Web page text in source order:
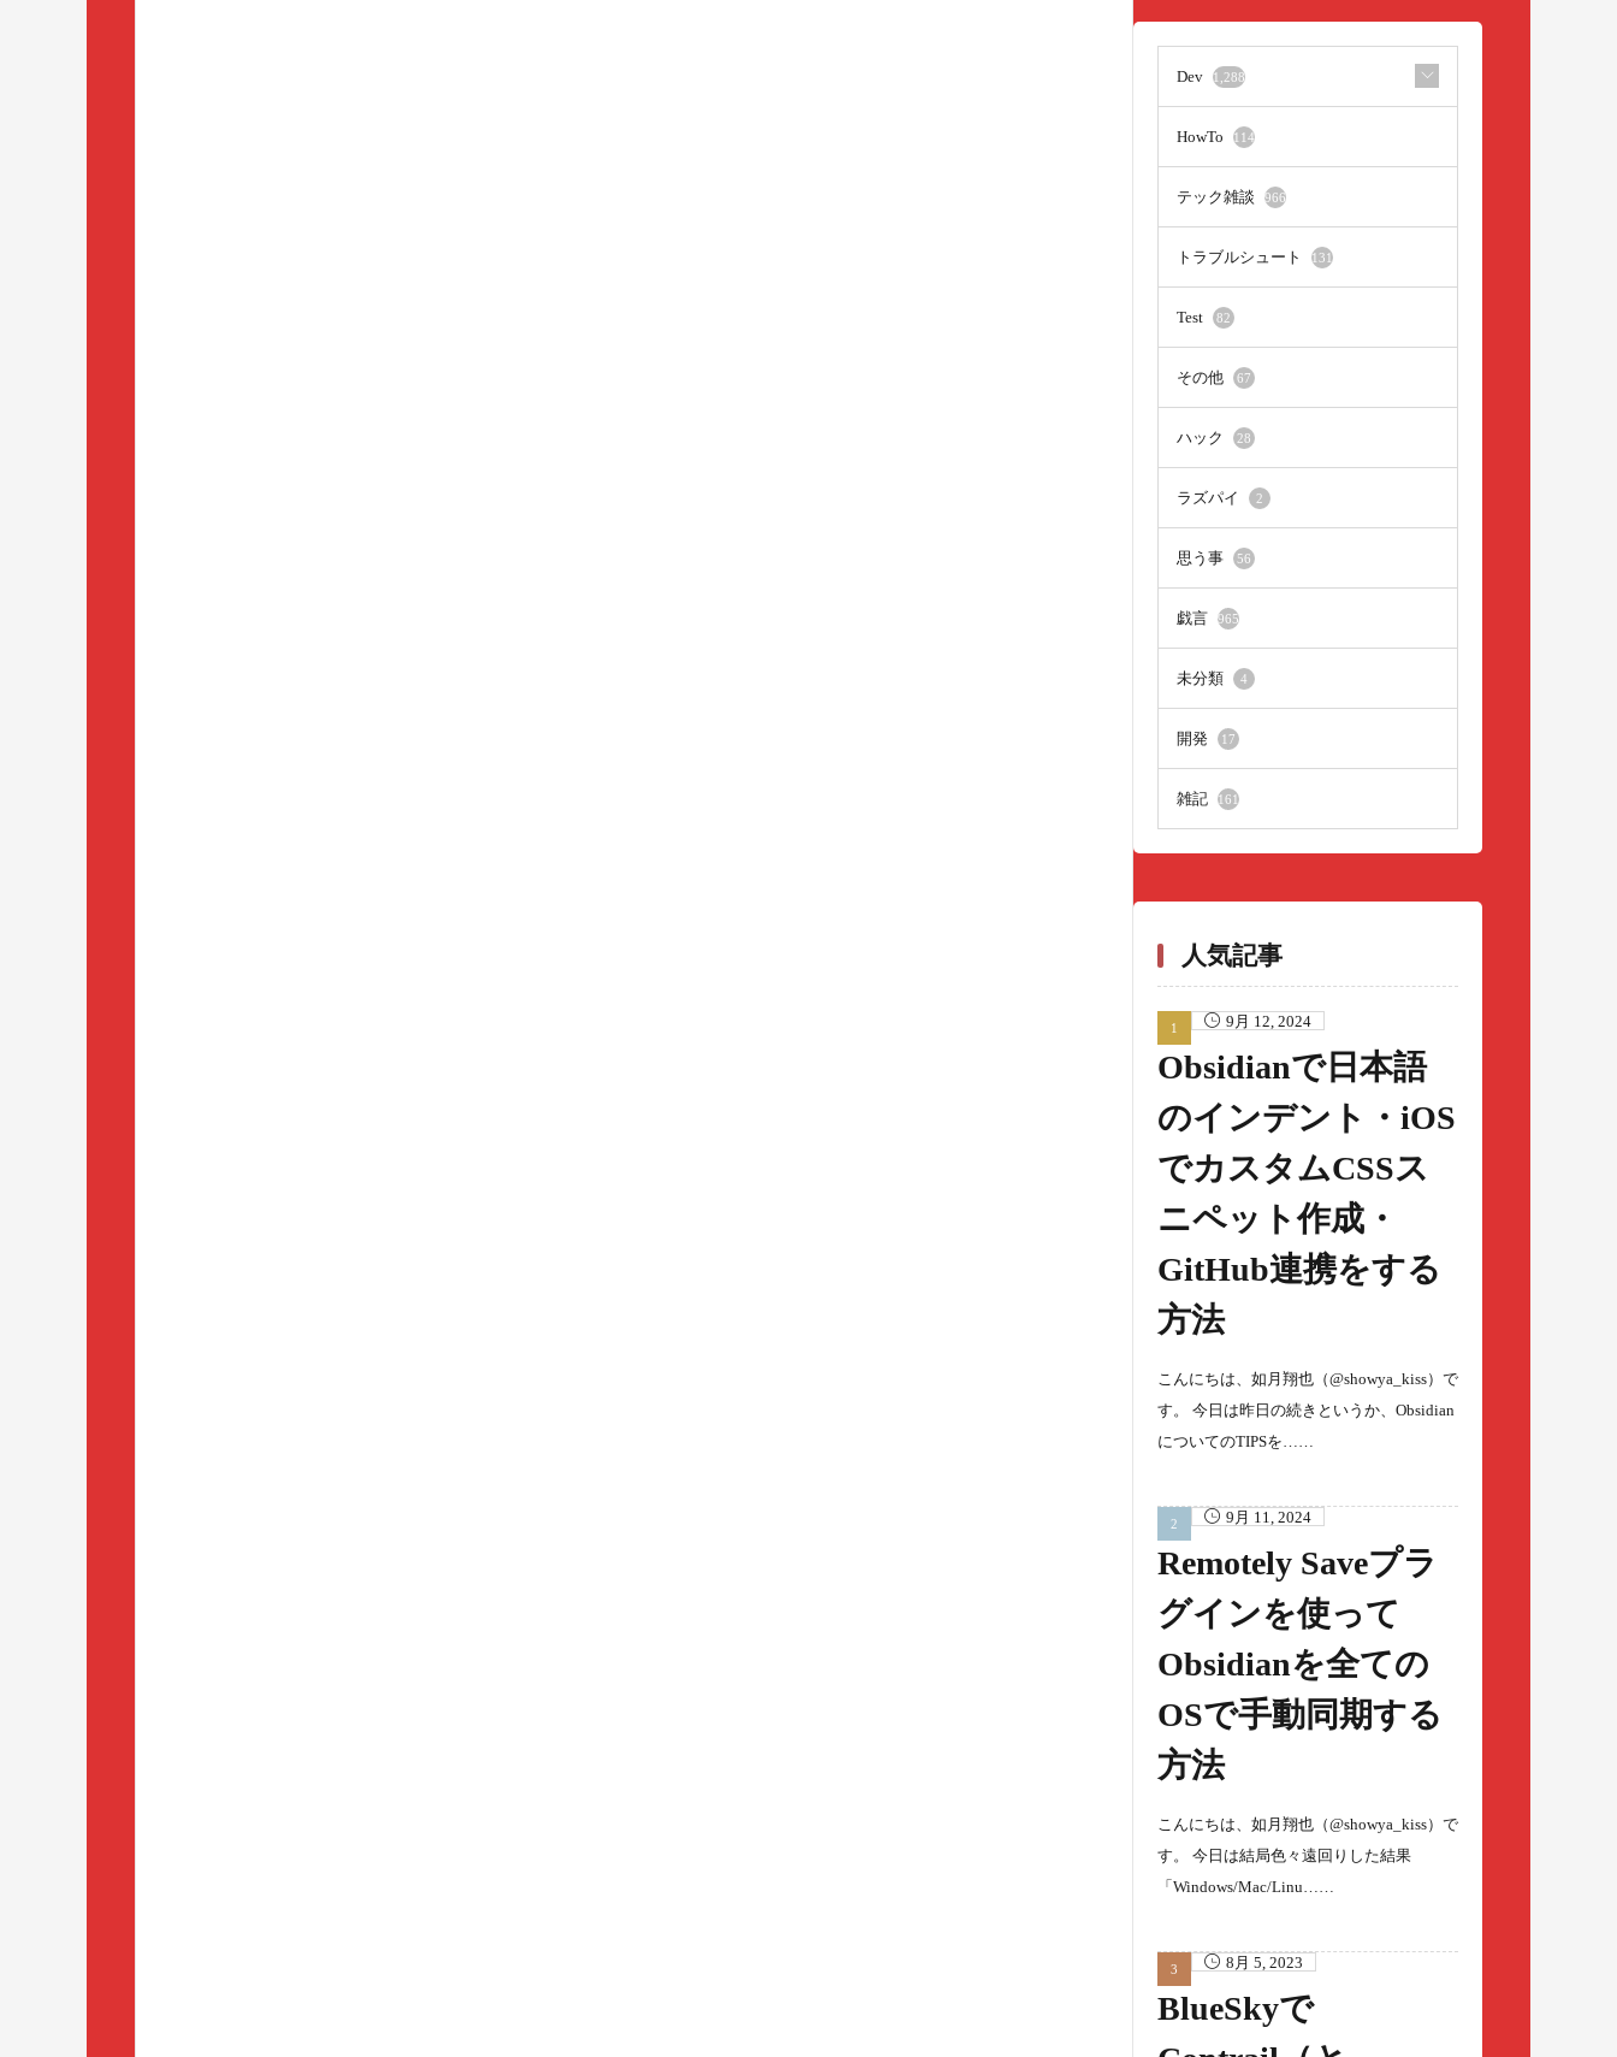
Dev 1,288
HowTo 114
テック雑談 966
トラブルシュート 131
Test 82
その他 67
ハック 28
ラズパイ 2
思う事 56
戯言 965
未分類 4
開発 17
雑記 161
人気記事
9月 12, 2024
Obsidianで日本語
のインデント・iOS
でカスタムCSSス
ニペット作成・
GitHub連携をする
方法
こんにちは、如月翔也（@showya_kiss）で
す。 今日は昨日の続きというか、Obsidian
についてのTIPSを……
9月 11, 2024
Remotely Saveプラ
グインを使って
Obsidianを全ての
OSで手動同期する
方法
こんにちは、如月翔也（@showya_kiss）で
す。 今日は結局色々遠回りした結果
「Windows/Mac/Linu……
8月 5, 2023
BlueSkyで